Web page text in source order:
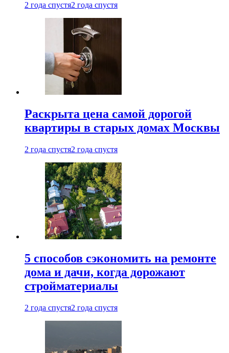
2 года спустя2 года спустя
Раскрыта цена самой дорогой
квартиры в старых домах Москвы
2 года спустя2 года спустя
5 способов сэкономить на ремонте
дома и дачи, когда дорожают
стройматериалы
2 года спустя2 года спустя